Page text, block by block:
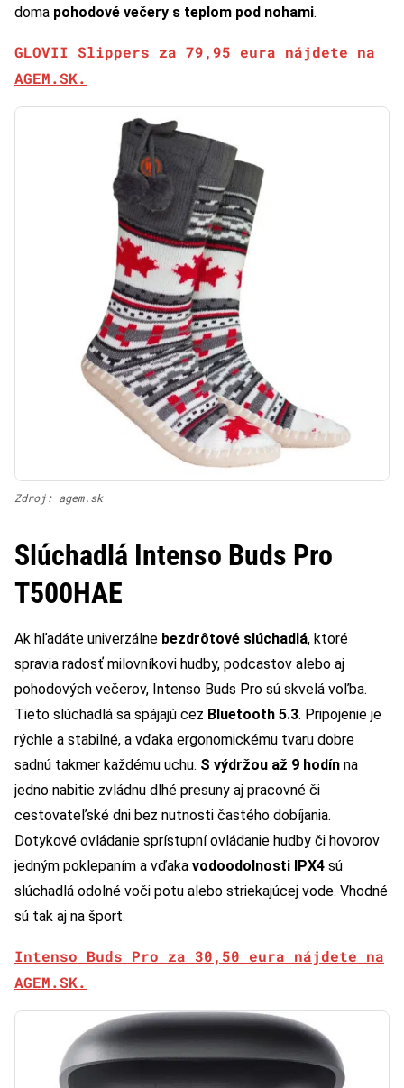
doma pohodové večery s teplom pod nohami.
GLOVII Slippers za 79,95 eura nájdete na
AGEM.SK.
Zdroj: agem.sk
Slúchadlá Intenso Buds Pro
T500HAE
Ak hľadáte univerzálne bezdrôtové slúchadlá, ktoré
spravia radosť milovníkovi hudby, podcastov alebo aj
pohodových večerov, Intenso Buds Pro sú skvelá voľba.
Tieto slúchadlá sa spájajú cez Bluetooth 5.3. Pripojenie je
rýchle a stabilné, a vďaka ergonomickému tvaru dobre
sadnú takmer každému uchu. S výdržou až 9 hodín na
jedno nabitie zvládnu dlhé presuny aj pracovné či
cestovateľské dni bez nutnosti častého dobíjania.
Dotykové ovládanie sprístupní ovládanie hudby či hovorov
jedným poklepaním a vďaka vodoodolnosti IPX4 sú
slúchadlá odolné voči potu alebo striekajúcej vode. Vhodné
sú tak aj na šport.
Intenso Buds Pro za 30,50 eura nájdete na
AGEM.SK.